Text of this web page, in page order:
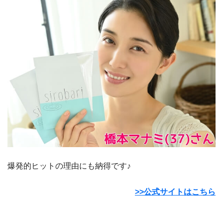
爆発的ヒットの理由にも納得です♪
>>公式サイトはこちら